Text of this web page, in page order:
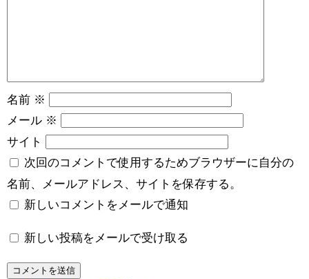
名前 ※
メール ※
サイト
次回のコメントで使用するためブラウザーに自分の
名前、メールアドレス、サイトを保存する。
新しいコメントをメールで通知
新しい投稿をメールで受け取る